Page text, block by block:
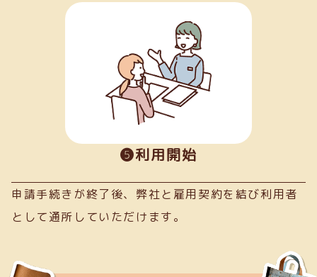
❺利用開始
申請手続きが終了後、弊社と雇用契約を結び利用者
として通所していただけます。